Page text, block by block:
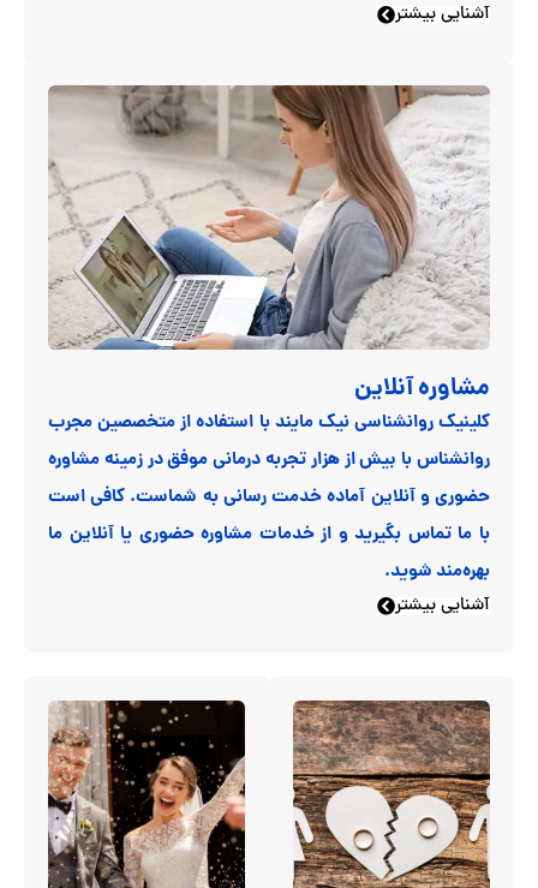
آشنایی بیشتر
مشاوره آنلاین
کلینیک روانشناسی نیک مایند با استفاده از متخصصین مجرب
روانشناس با بیش از هزار تجربه درمانی موفق در زمینه مشاوره
حضوری و آنلاین آماده خدمت رسانی به شماست. کافی است
با ما تماس بگیرید و از خدمات مشاوره حضوری یا آنلاین ما
بهره‌مند شوید.
آشنایی بیشتر